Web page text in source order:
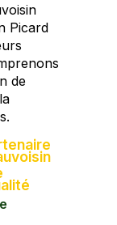
Picard
de